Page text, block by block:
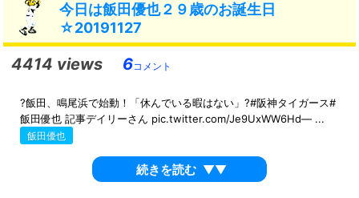
今日は飯田優也２９歳のお誕生日
☆20191127
4414 views 6コメント
?飯田、鳴尾浜で始動！「休んでいる暇はない」?#阪神タイガース#
飯田優也 記事デイリーさん pic.twitter.com/Je9UxWW6Hd— ...
飯田優也
続きを読む ▼▼